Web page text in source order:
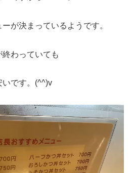
が決まっているようです。
わっていても
いです。(^^)v